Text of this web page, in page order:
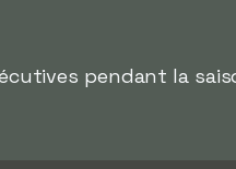
pendant la